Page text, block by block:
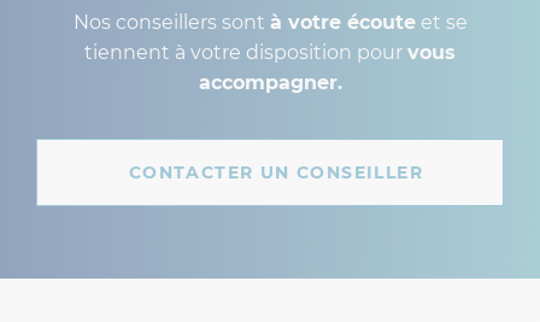
Nos conseillers sont à votre écouteet se
tiennent à votre disposition pour vous
accompagner.
CONTACTER UN CONSEILLER